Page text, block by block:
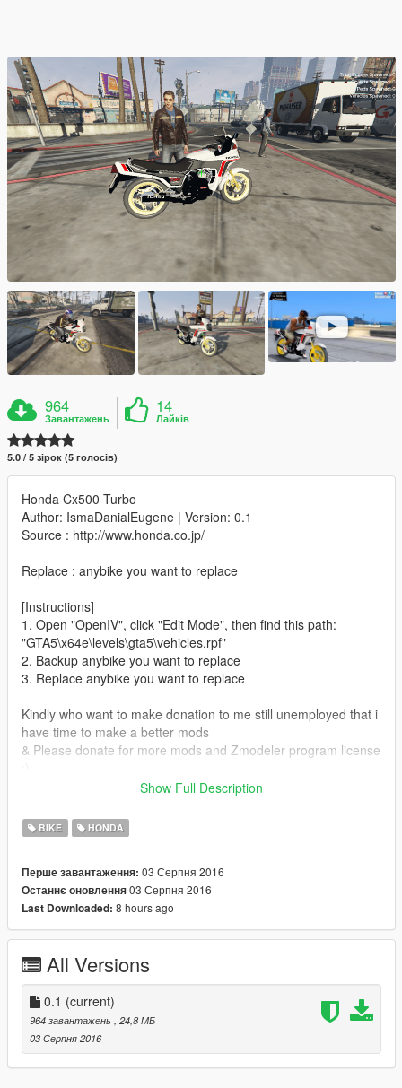
964
Завантажень
14
Лайків
5.0 / 5 зірок (5 голосів)
Honda Cx500 Turbo
Author: IsmaDanialEugene | Version: 0.1
Source : http://www.honda.co.jp/
Replace : anybike you want to replace
[Instructions]
1. Open "OpenIV", click "Edit Mode", then find this path:
"GTA5\x64e\levels\gta5\vehicles.rpf"
2. Backup anybike you want to replace
3. Replace anybike you want to replace
Kindly who want to make donation to me still unemployed that i
have time to make a better mods
& Please donate for more mods and Zmodeler program license
Facebook : https://www.facebook.com/Grand-Theft-Auto-V-
GTA-5-Malaysian-Mods-271728909535426/
Show Full Description
BIKE HONDA
Перше завантаження: 03 Серпня 2016
Останнє оновлення03 Серпня 2016
Last Downloaded: 8 hours ago
All Versions
0.1 (current)
964 завантажень , 24,8 МБ
03 Серпня 2016